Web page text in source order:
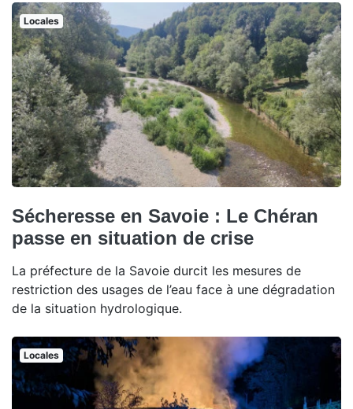
Locales
Sécheresse en Savoie : Le Chéran
passe en situation de crise
La préfecture de la Savoie durcit les mesures de
restriction des usages de l’eau face à une dégradation
de la situation hydrologique.
Locales